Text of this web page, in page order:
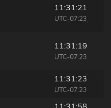
11:31:21
UTC-07:23
11:31:19
UTC-07:23
11:31:23
UTC-07:23
11:31:58